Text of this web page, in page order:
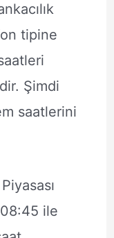
tipine
Şimdi
saatlerini
ile